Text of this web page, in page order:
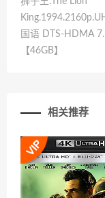
国语 DTS-HDMA
【46GB】
相关推荐